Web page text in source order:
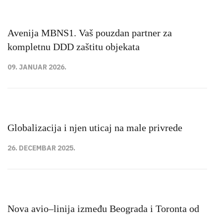
Avenija MBNS1. Vaš pouzdan partner za
kompletnu DDD zaštitu objekata
09. JANUAR 2026.
Globalizacija i njen uticaj na male privrede
26. DECEMBAR 2025.
Nova avio–linija između Beograda i Toronta od